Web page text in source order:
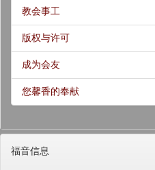
教会事工
版权与许可
成为会友
您馨香的奉献
福音信息